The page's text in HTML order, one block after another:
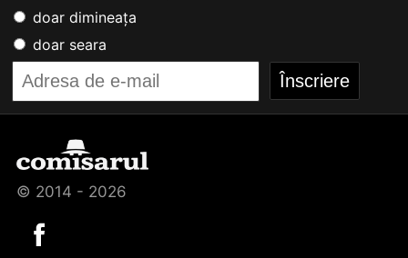
doar dimineața
doar seara
© 2014 - 2026